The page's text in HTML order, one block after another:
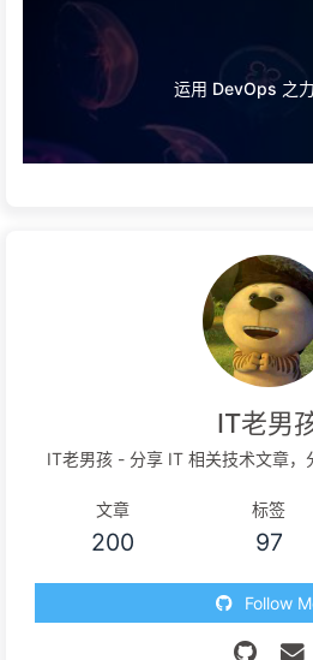
运用 DevOps 之
IT老男
IT老男孩 - 分享 IT 相关技术文章，
文章
200
标签
97
Follow